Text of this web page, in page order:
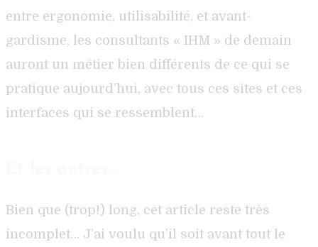
entre ergonomie, utilisabilité, et avant-
gardisme, les consultants « IHM » de demain
auront un métier bien différents de ce qui se
pratique aujourd’hui, avec tous ces sites et ces
interfaces qui se ressemblent…
Bien que (trop!) long, cet article reste très
incomplet… J’ai voulu qu’il soit avant tout le